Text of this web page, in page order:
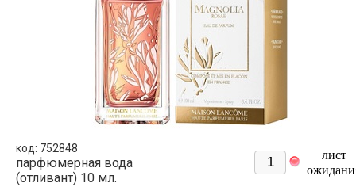
код: 752848
парфюмерная вода
(отливант) 10 мл.
лист